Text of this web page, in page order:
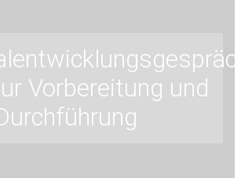
Vorbereitung und